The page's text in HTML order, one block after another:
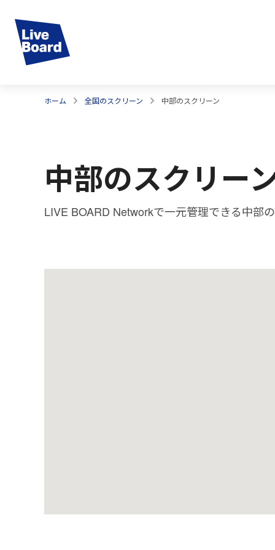
ホーム 全国のスクリーン 中部のスクリーン
中部のスクリー
LIVE BOARD Networkで一元管理できる中部